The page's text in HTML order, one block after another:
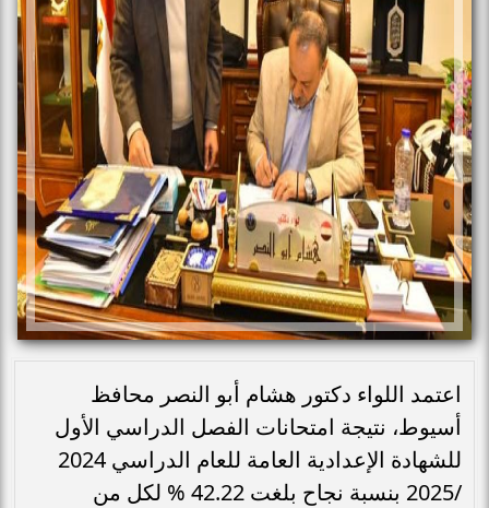
اعتمد اللواء دكتور هشام أبو النصر محافظ
أسيوط، نتيجة امتحانات الفصل الدراسي الأول
للشهادة الإعدادية العامة للعام الدراسي 2024
/2025 بنسبة نجاح بلغت 42.22 % لكل من